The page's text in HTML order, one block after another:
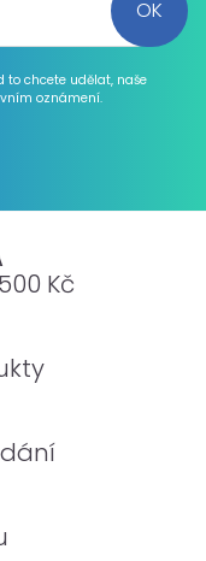
to chcete udělat, naše
oznámení.
Kč